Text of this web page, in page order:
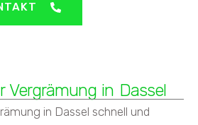
Vergrämung in Dassel
in Dassel schnell und